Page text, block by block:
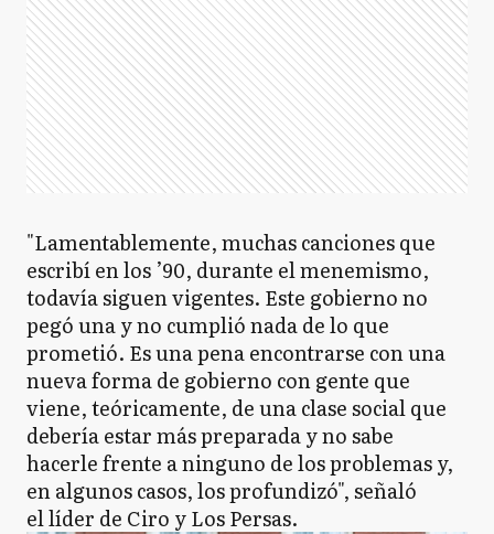
"Lamentablemente, muchas canciones que
escribí en los ’90, durante el menemismo,
todavía siguen vigentes. Este gobierno no
pegó una y no cumplió nada de lo que
prometió. Es una pena encontrarse con una
nueva forma de gobierno con gente que
viene, teóricamente, de una clase social que
debería estar más preparada y no sabe
hacerle frente a ninguno de los problemas y,
en algunos casos, los profundizó", señaló
el líder de Ciro y Los Persas.